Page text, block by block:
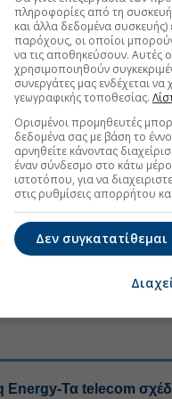
FOLLOW US
Ακολουθήστε τη σελίδα του
μία από τις πιο
είπε ότι η
καταστημάτων. Ενώ για
περιβάλλον
πρώτο τρίμηνο»,
συσκευασιών, η
προκαλέσει προσωρινή
χρονιά, οπότε είμαστε
Energy-Τα telecom
πληροφορίες από τη
και άλλα δεδομένα συσκευής)
παρόχους, οι οποίοι
να τις αποθηκεύσουν. Αυτές
χρησιμοποιηθούν
συνεργάτες μας ενδέχεται
γεωγραφικής τοποθεσίας.
Ορισμένοι προμηθευτές
δεδομένα σας με βάση το
αρνηθείτε κάνοντας
έναν σύνδεσμο στο κάτω
ιστοτόπου, για να
στις ρυθμίσεις απορρήτου
Δεν συγκατατίθεμαι